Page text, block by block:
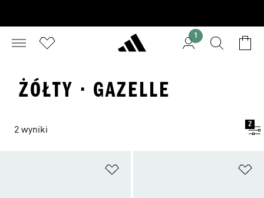
1
ŻÓŁTY · GAZELLE
2 wyniki
2